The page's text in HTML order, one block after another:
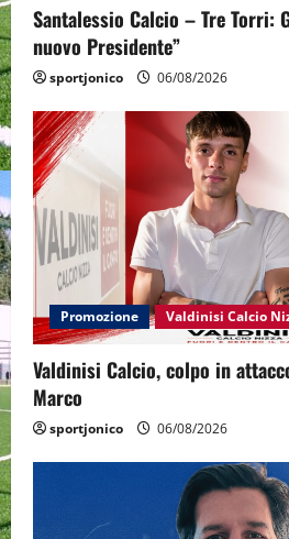
Santalessio Calcio – Tre Torri:
nuovo Presidente”
sportjonico 06/08/2026
Promozione Valdinisi Calcio
Valdinisi Calcio, colpo in
Marco
sportjonico 06/08/2026